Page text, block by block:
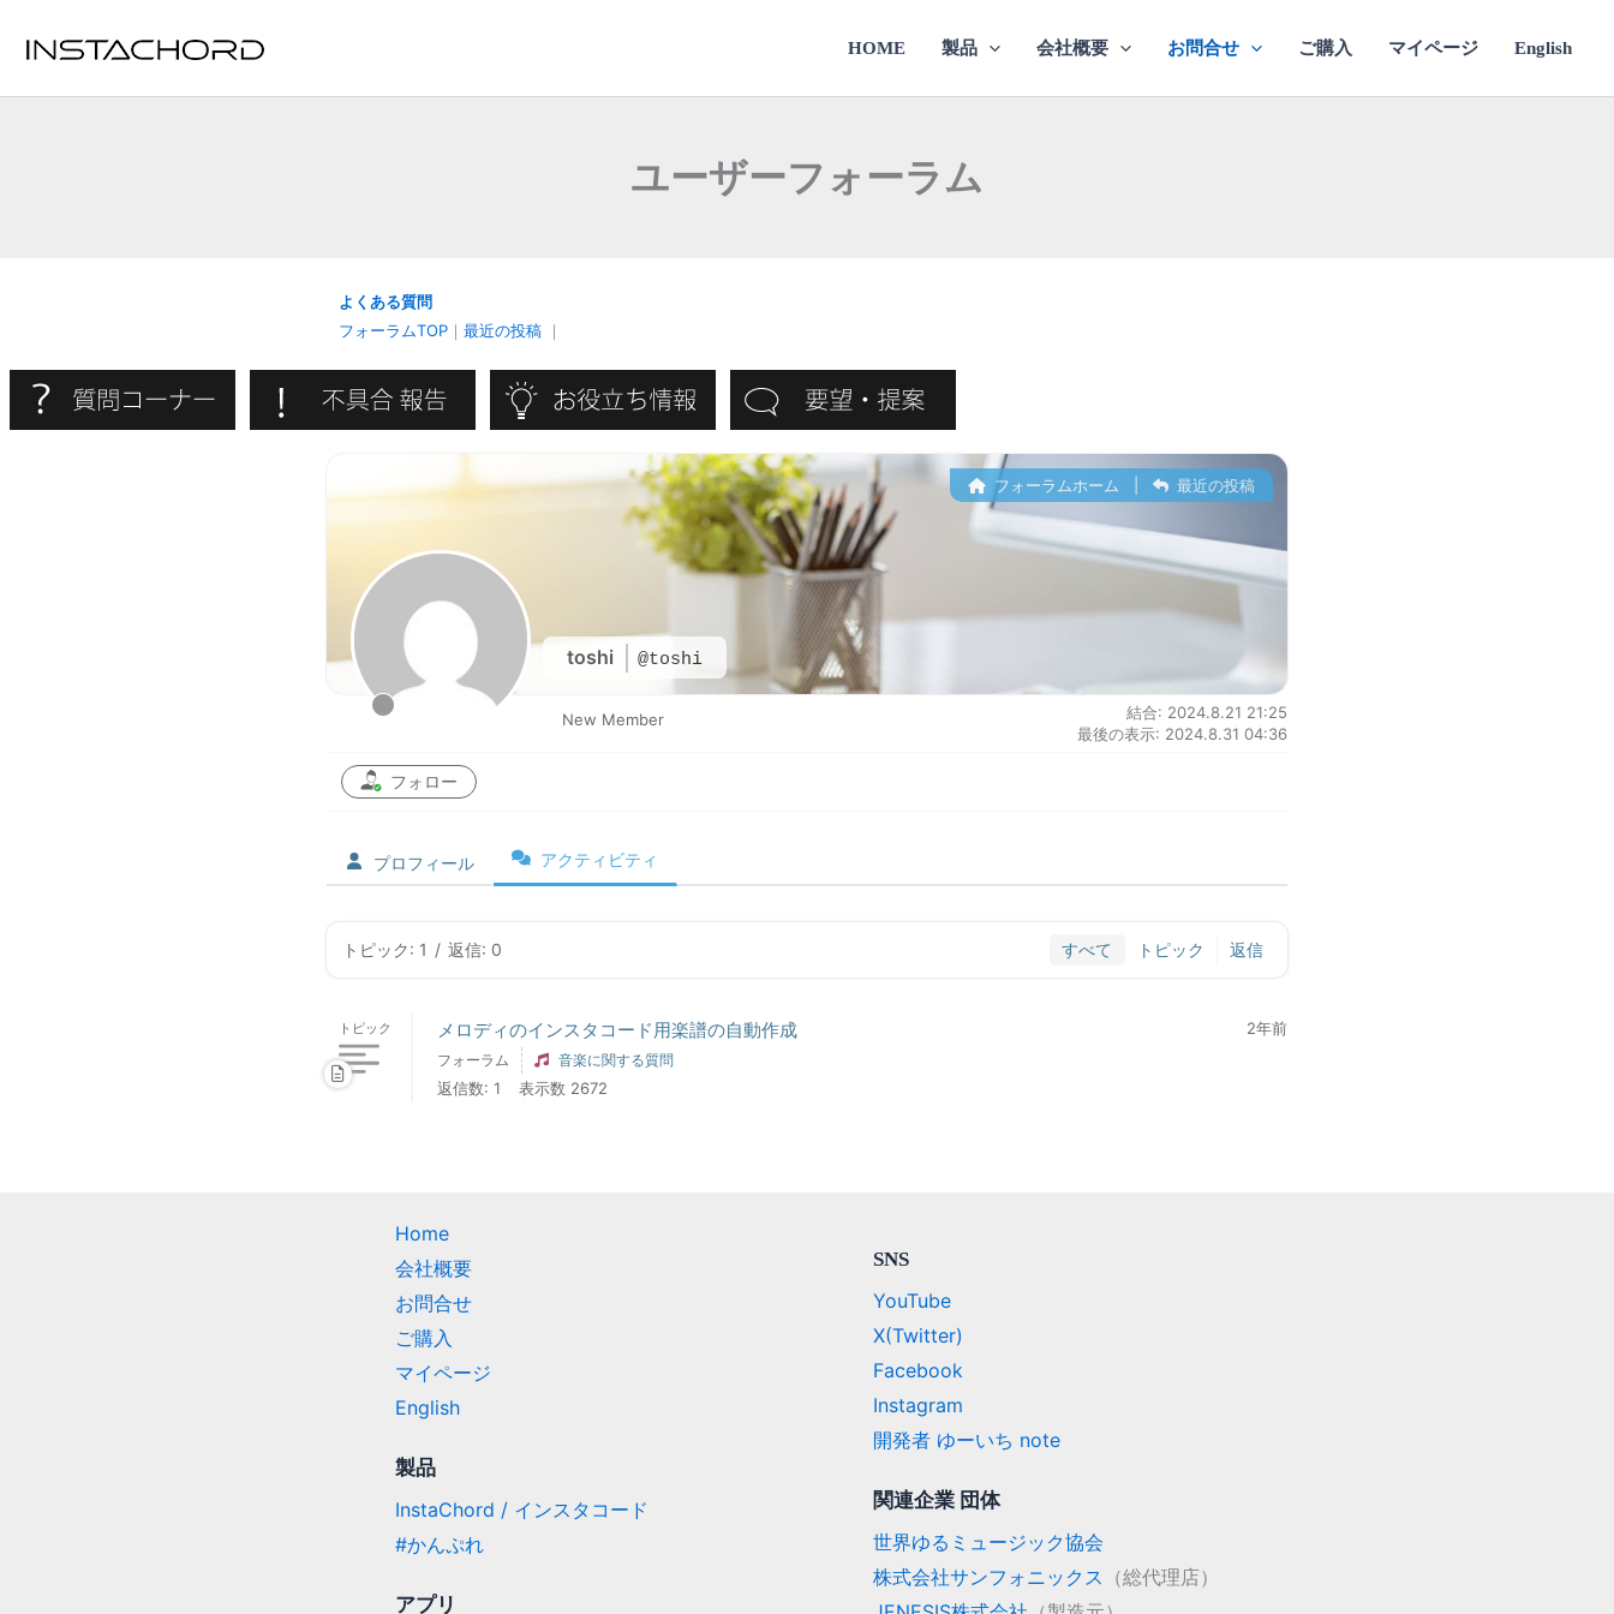
HOME 製品 会社概要 お問合せ ご購入 マイページ English
ユーザーフォーラム
よくある質問
フォーラムTOP ｜ 最近の投稿 ｜
toshi @toshi
フォーラムホーム 最近の投稿
New Member
結合: 2024.8.21 21:25
最後の表示: 2024.8.31 04:36
フォロー
プロフィール アクティビティ
トピック: 1 / 返信: 0 すべて トピック 返信
トピック メロディのインスタコード用楽譜の自動作成 2年前
フォーラム 音楽に関する質問
返信数: 1 表示数 2672
Home
会社概要
お問合せ
ご購入
マイページ
English
製品
InstaChord / インスタコード
#かんぷれ
アプリ
SNS
YouTube
X(Twitter)
Facebook
Instagram
開発者 ゆーいち note
関連企業 団体
世界ゆるミュージック協会
株式会社サンフォニックス （総代理店）